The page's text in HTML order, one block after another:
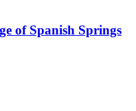
of Spanish Springs